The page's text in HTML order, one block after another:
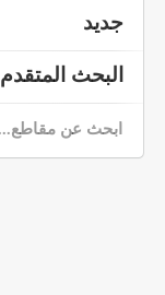
جديد
البحث المتقدم